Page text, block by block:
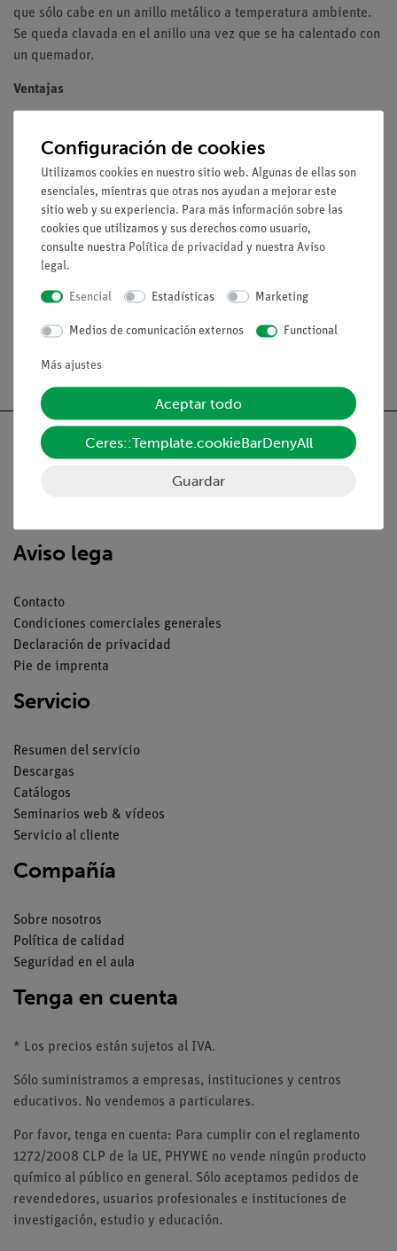
que sólo cabe en un anillo metálico a temperatura ambiente.
Se queda clavada en el anillo una vez que se ha calentado con
un quemador.
Ventajas
Consecución de un objetivo de aprendizaje elemental
con poco esfuerzo
Volumen de suministro
Medios / Descargas
Aviso lega
Contacto
Condiciones comerciales generales
Declaración de privacidad
Pie de imprenta
Servicio
Resumen del servicio
Descargas
Catálogos
Seminarios web & vídeos
Servicio al cliente
Compañía
Sobre nosotros
Política de calidad
Seguridad en el aula
Tenga en cuenta
* Los precios están sujetos al IVA.
Sólo suministramos a empresas, instituciones y centros
educativos. No vendemos a particulares.
Por favor, tenga en cuenta: Para cumplir con el reglamento
1272/2008 CLP de la UE, PHYWE no vende ningún producto
químico al público en general. Sólo aceptamos pedidos de
revendedores, usuarios profesionales e instituciones de
investigación, estudio y educación.
Configuración de cookies
Utilizamos cookies en nuestro sitio web. Algunas de ellas son
esenciales, mientras que otras nos ayudan a mejorar este
sitio web y su experiencia. Para más información sobre las
cookies que utilizamos y sus derechos como usuario,
consulte nuestra Política de privacidad y nuestra Aviso
legal.
Esencial Estadísticas Marketing
Medios de comunicación externos Functional
Más ajustes
Aceptar todo
Ceres::Template.cookieBarDenyAll
Guardar